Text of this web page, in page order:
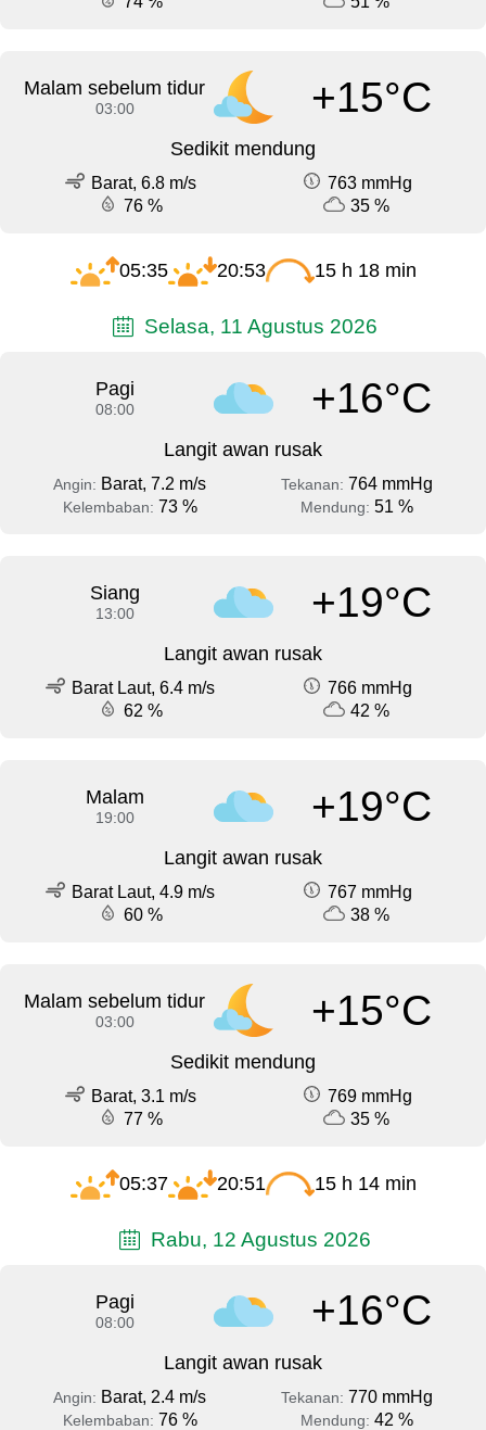
Malam sebelum tidur
03:00 +15°C
Sedikit mendung
Barat, 6.8 m/s
763 mmHg
76 %
35 %
05:35 20:53 15 h 18 min
Selasa, 11 Agustus 2026
Pagi
08:00 +16°C
Langit awan rusak
Angin: Barat, 7.2 m/s Tekanan: 764 mmHg
Kelembaban: 73 % Mendung: 51 %
Siang
13:00 +19°C
Langit awan rusak
Barat Laut, 6.4 m/s
766 mmHg
62 %
42 %
Malam
19:00 +19°C
Langit awan rusak
Barat Laut, 4.9 m/s
767 mmHg
60 %
38 %
Malam sebelum tidur
03:00 +15°C
Sedikit mendung
Barat, 3.1 m/s
769 mmHg
77 %
35 %
05:37 20:51 15 h 14 min
Rabu, 12 Agustus 2026
Pagi
08:00 +16°C
Langit awan rusak
Angin: Barat, 2.4 m/s Tekanan: 770 mmHg
Kelembaban: 76 % Mendung: 42 %